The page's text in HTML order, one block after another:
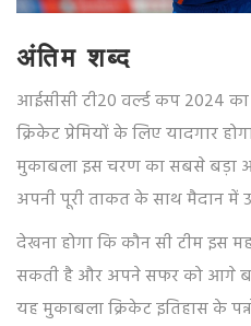
अंतिम शब्द
आईसीसी टी20 वर्ल्ड कप 2024
क्रिकेट प्रेमियों के लिए यादगार
मुकाबला इस चरण का सबसे बड़ा
अपनी पूरी ताकत के साथ मैदान में
देखना होगा कि कौन सी टीम इस
सकती है और अपने सफर को आगे
यह मुकाबला क्रिकेट इतिहास के